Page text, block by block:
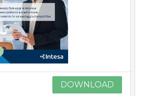
DOWNLOAD